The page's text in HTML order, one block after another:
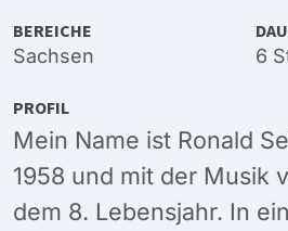
BEREICHE
Sachsen 6
PROFIL
Mein Name ist Ronald
1958 und mit der Musik
dem 8. Lebensjahr. In